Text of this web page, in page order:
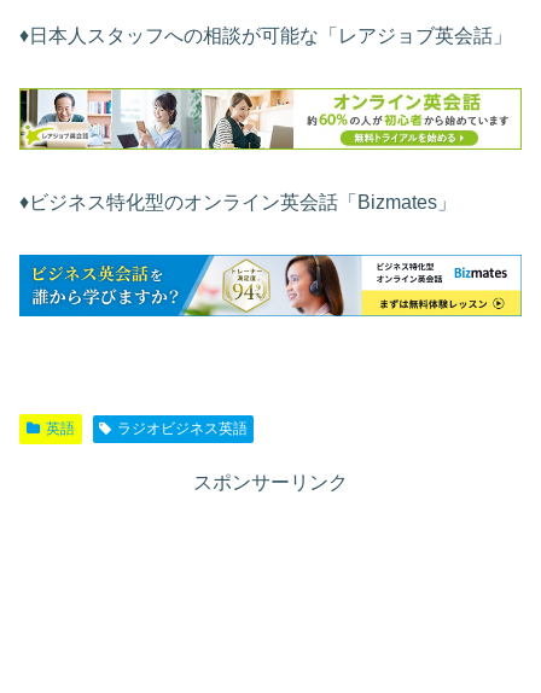
♦︎日本人スタッフへの相談が可能な「レアジョブ英会話」
♦︎ビジネス特化型のオンライン英会話「Bizmates」
英語 ラジオビジネス英語
スポンサーリンク